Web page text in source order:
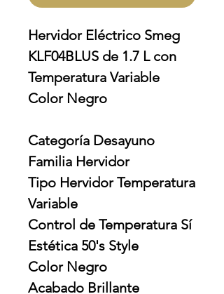
Hervidor Eléctrico Smeg
KLF04BLUS de 1.7 L con
Temperatura Variable
Color Negro
Categoría Desayuno
Familia Hervidor
Tipo Hervidor Temperatura
Variable
Control de Temperatura Sí
Estética 50's Style
Color Negro
Acabado Brillante